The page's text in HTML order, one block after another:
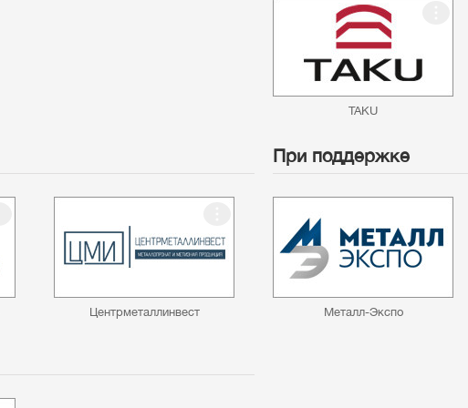
TAKU
Центрметаллинвест
При поддержке
Металл-Экспо